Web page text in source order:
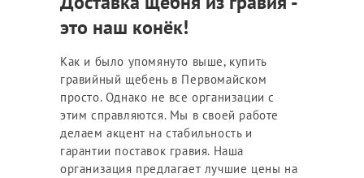
это наш конёк!
Как и было упомянуто выше, купить
гравийный щебень в Первомайском
просто. Однако не все организации с
этим справляются. Мы в своей работе
делаем акцент на стабильность и
гарантии поставок гравия. Наша
организация предлагает лучшие цены на